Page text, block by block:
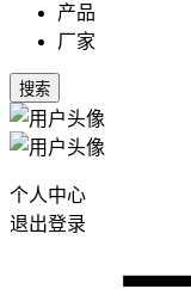
产品
厂家
搜索
个人中心
退出登录